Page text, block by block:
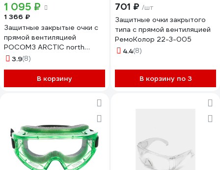
1 095 ₽
1 366 ₽
Защитные закрытые очки с
прямой вентиляцией
РОСОМЗ ARCTIC north
(2С-1,2) 38630
3.9(8)
В корзину
701 ₽ /шт
Защитные очки закрытого
типа с прямой вентиляцией
РемоКолор 22-3-005
4.4(8)
В корзину по 3